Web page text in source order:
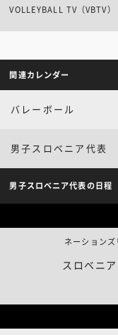
VOLLEYBALL TV（VBTV）
関連カレンダー
バレーボール
男子スロベニア代表
男子スロベニア代表の日程
スロベニア
ネーション